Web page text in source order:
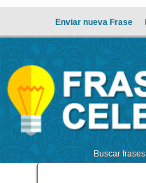
Enviar nueva Frase
Buscar